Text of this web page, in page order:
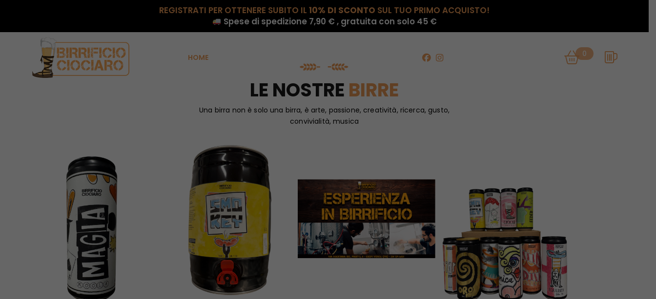
REGISTRATI PER OTTENERE SUBITO IL 10% DI SCONTO SUL TUO PRIMO ACQUISTO!
Spese di spedizione 7,90 € , gratuita con solo 45 €
HOME 0
LE NOSTRE BIRRE
Una birra non è solo una birra, è arte, passione, creatività, ricerca, gusto,
convivialità, musica